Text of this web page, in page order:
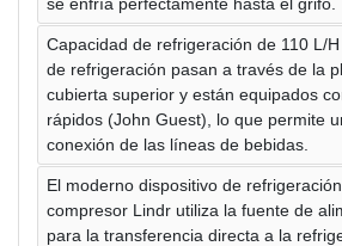
Capacidad de refrigeración de 110 L/
de refrigeración pasan a través de la
cubierta superior y están equipados
rápidos (John Guest), lo que permite
conexión de las líneas de bebidas.
El moderno dispositivo de
compresor Lindr utiliza la fuente de
para la transferencia directa a la